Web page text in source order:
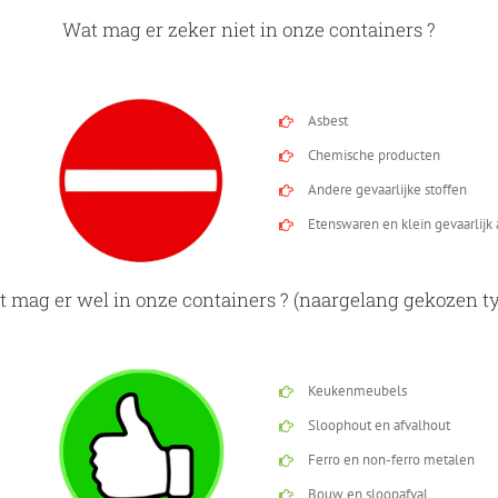
Wat mag er zeker niet in onze containers ?
Asbest
Chemische producten
Andere gevaarlijke stoffen
Etenswaren en klein gevaarlijk
mag er wel in onze containers ? (naargelang gekozen
Keukenmeubels
Sloophout en afvalhout
Ferro en non-ferro metalen